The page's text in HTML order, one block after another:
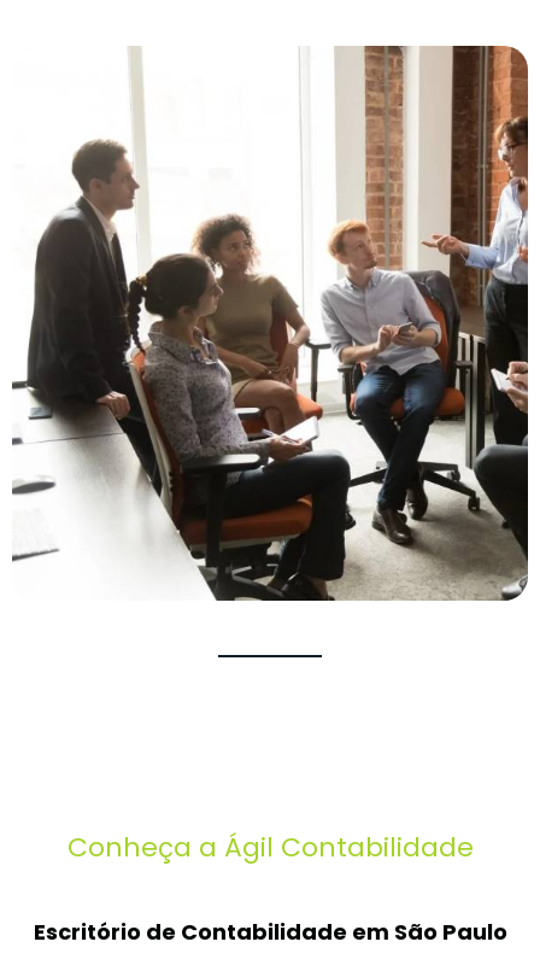
Conheça a Ágil Contabilidade
Escritório de Contabilidade em São Paulo